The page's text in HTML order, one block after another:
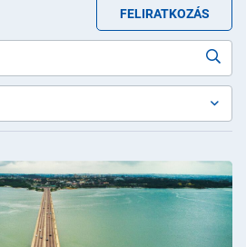
FELIRATKOZÁS